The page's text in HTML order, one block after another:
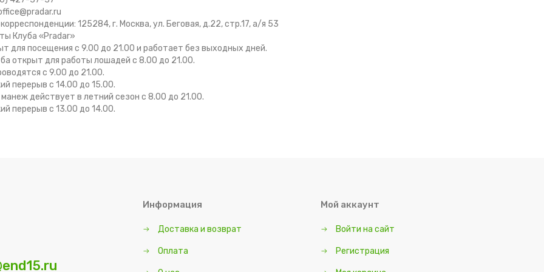
125284, г. Москва, ул. Беговая, д.22, стр.17, а/я 53
Клуба «Pradar»
для посещения с 9.00 до 21.00 и работает без выходных дней.
открыт для работы лошадей с 8.00 до 21.00.
с 9.00 до 21.00.
перерыв с 14.00 до 15.00.
действует в летний сезон с 8.00 до 21.00.
перерыв с 13.00 до 14.00.
Информация
Доставка и возврат
Оплата
Мой аккаунт
Войти на сайт
Регистрация